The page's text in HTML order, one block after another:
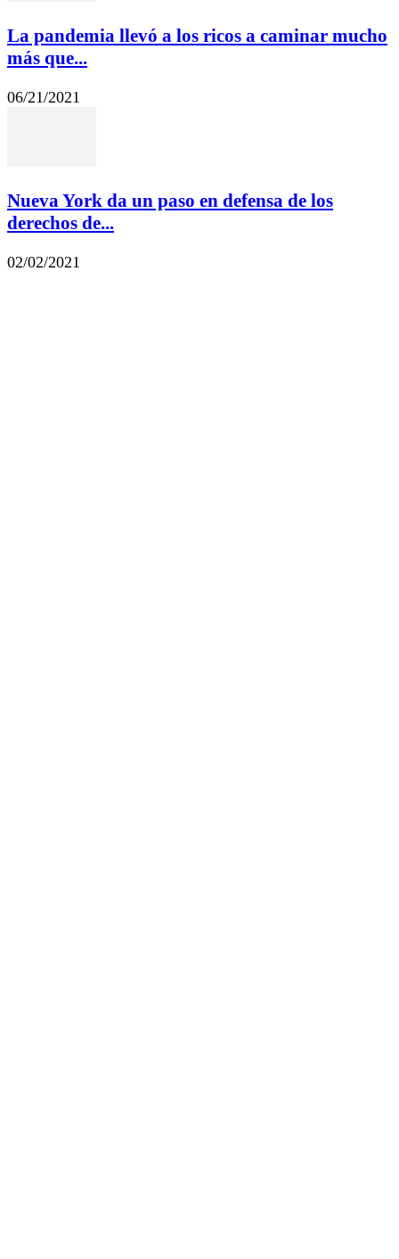
La pandemia llevó a los ricos a caminar mucho
más que...
06/21/2021
Nueva York da un paso en defensa de los
derechos de...
02/02/2021